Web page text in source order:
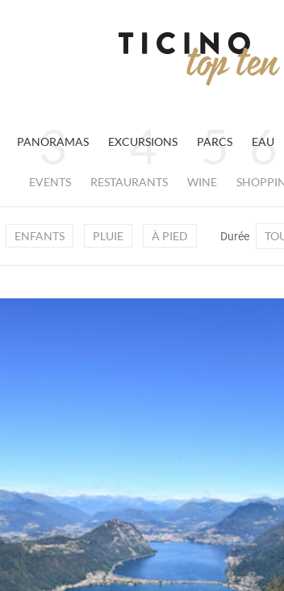
PANORAMAS EXCURSIONS PARCS EAU
EVENTS RESTAURANTS WINE
ENFANTS PLUIE À PIED Durée